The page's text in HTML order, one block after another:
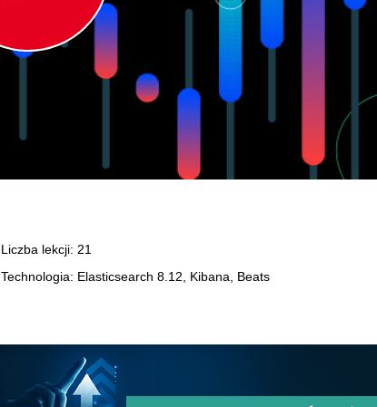
Play
Video
Liczba lekcji: 21
Technologia: Elasticsearch 8.12, Kibana, Beats